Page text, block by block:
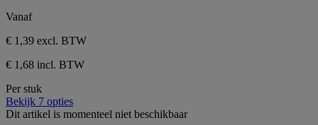
Vanaf
€ 1,39 excl. BTW
€ 1,68 incl. BTW
Per stuk
Bekijk 7 opties
Dit artikel is momenteel niet beschikbaar